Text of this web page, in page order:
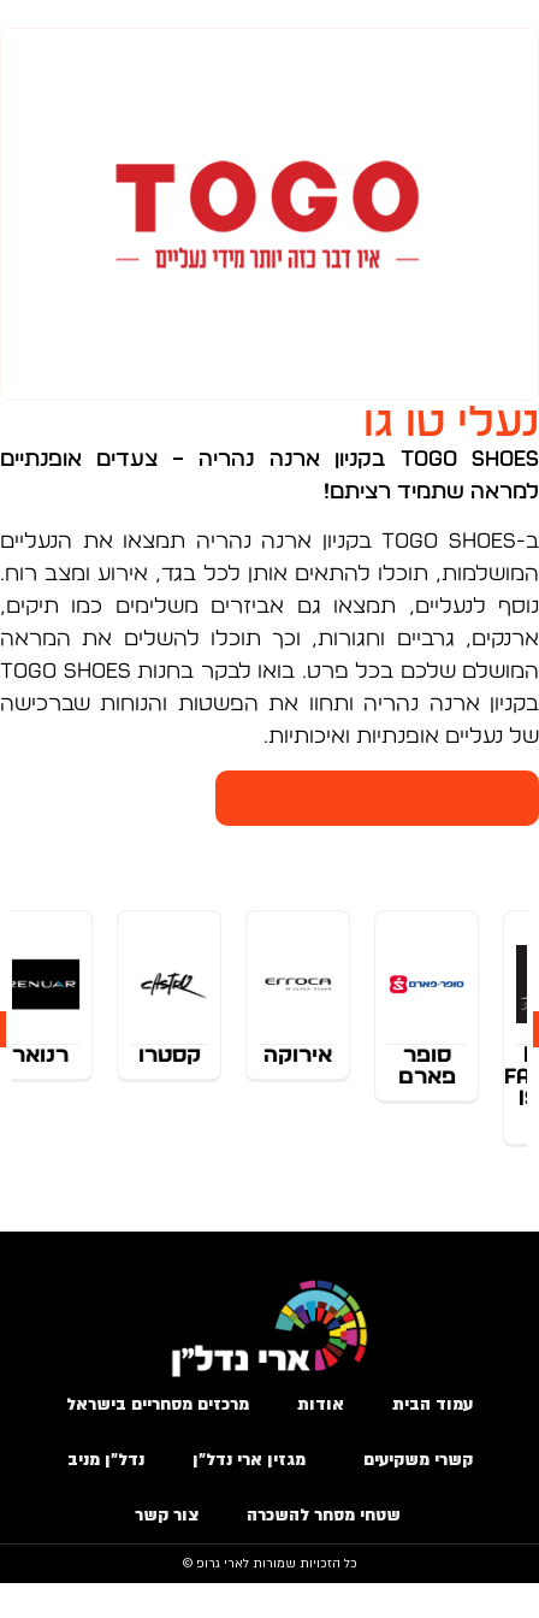
טו גו
TOGOבקניון ארנה נהריה –
צעדים אופנתיים
שתמיד רציתם!
ב-TOGO Shoes בקניון ארנה נהריה תמצאו את הנעליים
תוכלו להתאים אותן לכל בגד, אירוע ומצב רוח.
לנעליים, תמצאו גם אביזרים משלימים כמו תיקים,
גרביים וחגורות, וכך תוכלו להשלים את המראה
המושלם שלכם בכל פרט. בואו לבקר בחנות TOGO Shoes
ארנה נהריה ותחוו את הפשטות והנוחות שברכישה
אופנתיות ואיכותיות.
אירוקה קסטרו רנואר
עמוד הבית אודות מרכזים מסחריים בישראל
קשרי משקיעים מגזין ארי נדל״ן נדל״ן מניב
שטחי מסחר להשכרה צור קשר
כל הזכויות שמורות לארי גרופ ©